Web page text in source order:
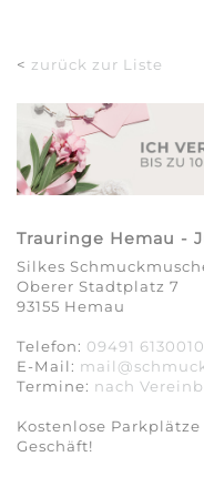
< zurück zur Liste
Trauringe Hemau -
Silkes
Oberer Stadtplatz 7
93155 Hemau
Telefon: 09491 6130010
E-Mail:
Termine: nach
Kostenlose
Geschäft!